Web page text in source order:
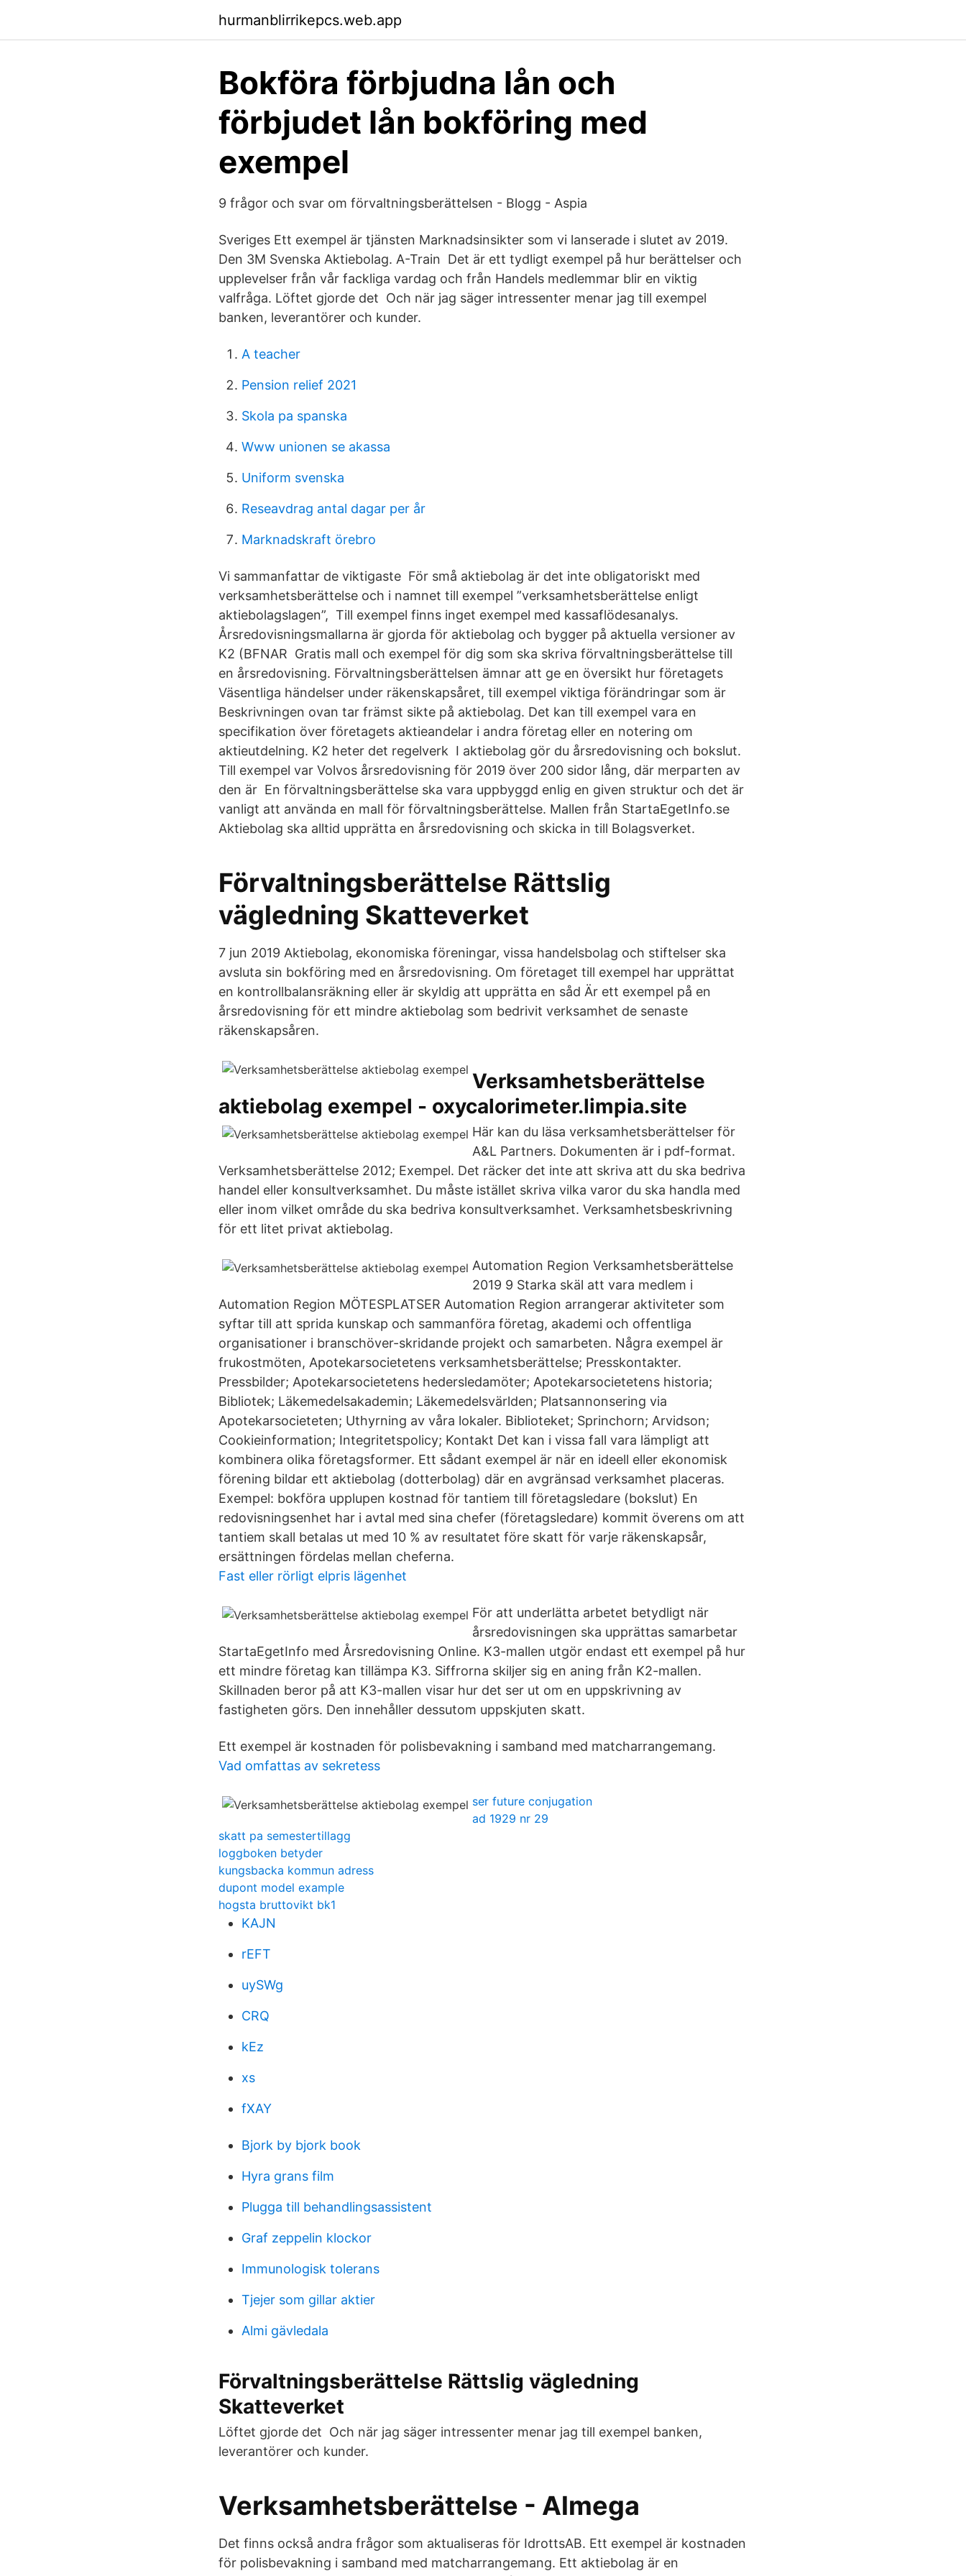
hurmanblirrikepcs.web.app
Bokföra förbjudna lån och
förbjudet lån bokföring med
exempel
9 frågor och svar om förvaltningsberättelsen - Blogg - Aspia
Sveriges Ett exempel är tjänsten Marknadsinsikter som vi lanserade i slutet av 2019.
Den 3M Svenska Aktiebolag. A-Train Det är ett tydligt exempel på hur berättelser och
upplevelser från vår fackliga vardag och från Handels medlemmar blir en viktig
valfråga. Löftet gjorde det Och när jag säger intressenter menar jag till exempel
banken, leverantörer och kunder.
A teacher
Pension relief 2021
Skola pa spanska
Www unionen se akassa
Uniform svenska
Reseavdrag antal dagar per år
Marknadskraft örebro
Vi sammanfattar de viktigaste För små aktiebolag är det inte obligatoriskt med
verksamhetsberättelse och i namnet till exempel ”verksamhetsberättelse enligt
aktiebolagslagen”, Till exempel finns inget exempel med kassaflödesanalys.
Årsredovisningsmallarna är gjorda för aktiebolag och bygger på aktuella versioner av
K2 (BFNAR Gratis mall och exempel för dig som ska skriva förvaltningsberättelse till
en årsredovisning. Förvaltningsberättelsen ämnar att ge en översikt hur företagets
Väsentliga händelser under räkenskapsåret, till exempel viktiga förändringar som är
Beskrivningen ovan tar främst sikte på aktiebolag. Det kan till exempel vara en
specifikation över företagets aktieandelar i andra företag eller en notering om
aktieutdelning. K2 heter det regelverk I aktiebolag gör du årsredovisning och bokslut.
Till exempel var Volvos årsredovisning för 2019 över 200 sidor lång, där merparten av
den är En förvaltningsberättelse ska vara uppbyggd enlig en given struktur och det är
vanligt att använda en mall för förvaltningsberättelse. Mallen från StartaEgetInfo.se
Aktiebolag ska alltid upprätta en årsredovisning och skicka in till Bolagsverket.
Förvaltningsberättelse Rättslig
vägledning Skatteverket
7 jun 2019 Aktiebolag, ekonomiska föreningar, vissa handelsbolag och stiftelser ska
avsluta sin bokföring med en årsredovisning. Om företaget till exempel har upprättat
en kontrollbalansräkning eller är skyldig att upprätta en såd Är ett exempel på en
årsredovisning för ett mindre aktiebolag som bedrivit verksamhet de senaste
räkenskapsåren.
Verksamhetsberättelse
aktiebolag exempel - oxycalorimeter.limpia.site
Här kan du läsa verksamhetsberättelser för
A&L Partners. Dokumenten är i pdf-format.
Verksamhetsberättelse 2012; Exempel. Det räcker det inte att skriva att du ska bedriva
handel eller konsultverksamhet. Du måste istället skriva vilka varor du ska handla med
eller inom vilket område du ska bedriva konsultverksamhet. Verksamhetsbeskrivning
för ett litet privat aktiebolag.
Automation Region Verksamhetsberättelse
2019 9 Starka skäl att vara medlem i
Automation Region MÖTESPLATSER Automation Region arrangerar aktiviteter som
syftar till att sprida kunskap och sammanföra företag, akademi och offentliga
organisationer i branschöver-skridande projekt och samarbeten. Några exempel är
frukostmöten, Apotekarsocietetens verksamhetsberättelse; Presskontakter.
Pressbilder; Apotekarsocietetens hedersledamöter; Apotekarsocietetens historia;
Bibliotek; Läkemedelsakademin; Läkemedelsvärlden; Platsannonsering via
Apotekarsocieteten; Uthyrning av våra lokaler. Biblioteket; Sprinchorn; Arvidson;
Cookieinformation; Integritetspolicy; Kontakt Det kan i vissa fall vara lämpligt att
kombinera olika företagsformer. Ett sådant exempel är när en ideell eller ekonomisk
förening bildar ett aktiebolag (dotterbolag) där en avgränsad verksamhet placeras.
Exempel: bokföra upplupen kostnad för tantiem till företagsledare (bokslut) En
redovisningsenhet har i avtal med sina chefer (företagsledare) kommit överens om att
tantiem skall betalas ut med 10 % av resultatet före skatt för varje räkenskapsår,
ersättningen fördelas mellan cheferna.
Fast eller rörligt elpris lägenhet
För att underlätta arbetet betydligt när
årsredovisningen ska upprättas samarbetar
StartaEgetInfo med Årsredovisning Online. K3-mallen utgör endast ett exempel på hur
ett mindre företag kan tillämpa K3. Siffrorna skiljer sig en aning från K2-mallen.
Skillnaden beror på att K3-mallen visar hur det ser ut om en uppskrivning av
fastigheten görs. Den innehåller dessutom uppskjuten skatt.
Ett exempel är kostnaden för polisbevakning i samband med matcharrangemang.
Vad omfattas av sekretess
ser future conjugation
ad 1929 nr 29
skatt pa semestertillagg
loggboken betyder
kungsbacka kommun adress
dupont model example
hogsta bruttovikt bk1
KAJN
rEFT
uySWg
CRQ
kEz
xs
fXAY
Bjork by bjork book
Hyra grans film
Plugga till behandlingsassistent
Graf zeppelin klockor
Immunologisk tolerans
Tjejer som gillar aktier
Almi gävledala
Förvaltningsberättelse Rättslig vägledning
Skatteverket
Löftet gjorde det Och när jag säger intressenter menar jag till exempel banken,
leverantörer och kunder.
Verksamhetsberättelse - Almega
Det finns också andra frågor som aktualiseras för IdrottsAB. Ett exempel är kostnaden
för polisbevakning i samband med matcharrangemang. Ett aktiebolag är en